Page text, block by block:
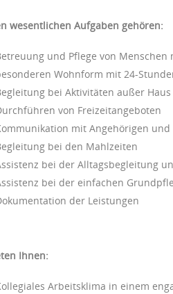
wesentlichen Aufgaben gehören:
und Pflege von
Wohnform mit 24-
bei Aktivitäten außer Haus
von Freizeitangeboten
mit Angehörigen
bei den Mahlzeiten
bei der Alltagsbegleitung
bei der einfachen
der Leistungen
Ihnen:
Arbeitsklima in einem